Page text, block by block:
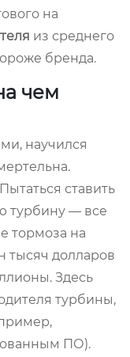
на
из среднего
бренда.
чем
научился
ставить
турбину — все
тормоза на
тысяч долларов
Здесь
турбины,
ПО).